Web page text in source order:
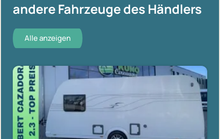
andere Fahrzeuge des Händlers
Alle anzeigen